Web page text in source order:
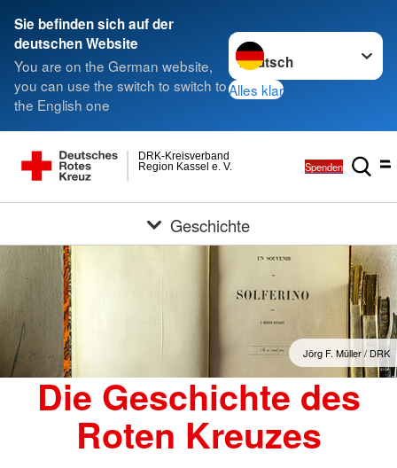
Sie befinden sich auf der
deutschen Website
You are on the German website,
you can use the switch to switch to
the English one
Sprache wechseln zu
Alles klar
Region Kassel e. V.
DRK-Kreisverband
Spenden
Geschichte
Jörg F. Müller / DRK
Die Geschichte des
Roten Kreuzes